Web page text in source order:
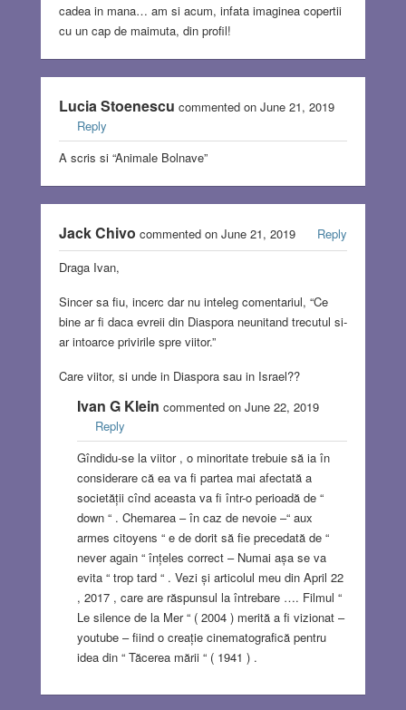
cadea in mana… am si acum, infata imaginea copertii
cu un cap de maimuta, din profil!
Lucia Stoenescu commented on June 21, 2019
Reply
A scris si “Animale Bolnave”
Jack Chivo commented on June 21, 2019
Reply
Draga Ivan,
Sincer sa fiu, incerc dar nu inteleg comentariul, “Ce
bine ar fi daca evreii din Diaspora neunitand trecutul si-
ar intoarce privirile spre viitor.”
Care viitor, si unde in Diaspora sau in Israel??
Ivan G Klein commented on June 22, 2019
Reply
Gîndidu-se la viitor , o minoritate trebuie să ia în
considerare că ea va fi partea mai afectată a
societății cînd aceasta va fi într-o perioadă de “
down “ . Chemarea – în caz de nevoie –“ aux
armes citoyens “ e de dorit să fie precedată de “
never again “ înțeles correct – Numai așa se va
evita “ trop tard “ . Vezi și articolul meu din April 22
, 2017 , care are răspunsul la întrebare …. Filmul “
Le silence de la Mer “ ( 2004 ) merită a fi vizionat –
youtube – fiind o creație cinematografică pentru
idea din “ Tăcerea mării “ ( 1941 ) .